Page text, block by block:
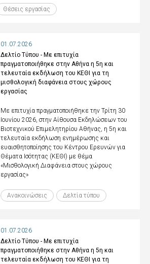
Θέσεις εργασίας
01.07.2026
Δελτίο Τύπου - Με επιτυχία
πραγματοποιήθηκε στην Αθήνα η 5η και
τελευταία εκδήλωση του ΚΕΘΙ για τη
μισθολογική διαφάνεια στους χώρους
εργασίας
Με επιτυχία πραγματοποιήθηκε την Τρίτη 30
Ιουνίου 2026, στην Αίθουσα Εκδηλώσεων του
Βιοτεχνικού Επιμελητηρίου Αθήνας, η 5η και
τελευταία εκδήλωση ενημέρωσης και
ευαισθητοποίησης του Κέντρου Ερευνών για
Θέματα Ισότητας (ΚΕΘΙ) με θέμα
«Μισθολογική Διαφάνεια στους χώρους
εργασίας»
Ανακοινώσεις Δελτία τύπου
01.07.2026
Δελτίο Τύπου - Με επιτυχία
πραγματοποιήθηκε στην Αθήνα η 5η και
τελευταία εκδήλωση του ΚΕΘΙ για τη